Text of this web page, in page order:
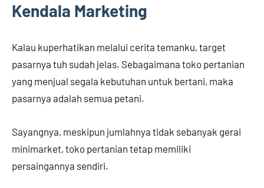
Kendala Marketing
Kalau kuperhatikan melalui cerita temanku, target
pasarnya tuh sudah jelas. Sebagaimana toko pertanian
yang menjual segala kebutuhan untuk bertani, maka
pasarnya adalah semua petani.
Sayangnya, meskipun jumlahnya tidak sebanyak gerai
minimarket, toko pertanian tetap memiliki
persaingannya sendiri.